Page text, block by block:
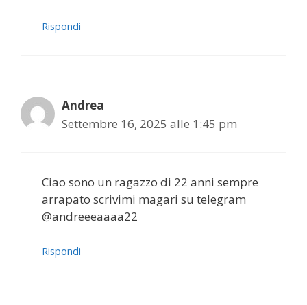
Rispondi
Andrea
Settembre 16, 2025 alle 1:45 pm
Ciao sono un ragazzo di 22 anni sempre
arrapato scrivimi magari su telegram
@andreeeaaaa22
Rispondi